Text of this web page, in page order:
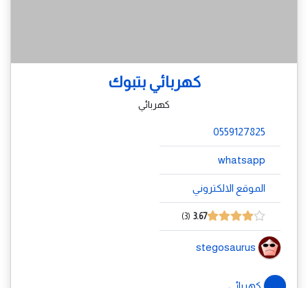
كهربائي بتبوك
كهربائي
0559127825
whatsapp
الموقع الالكتروني
3.67
3
stegosaurus